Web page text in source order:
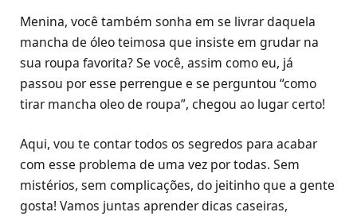
Menina, você também sonha em se livrar daquela
mancha de óleo teimosa que insiste em grudar na
sua roupa favorita? Se você, assim como eu, já
passou por esse perrengue e se perguntou “como
tirar mancha oleo de roupa”, chegou ao lugar certo!
Aqui, vou te contar todos os segredos para acabar
com esse problema de uma vez por todas. Sem
mistérios, sem complicações, do jeitinho que a gente
gosta! Vamos juntas aprender dicas caseiras,